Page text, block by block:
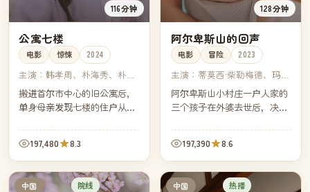
116分钟
公寓七楼
电影 惊悚 2024
主演：韩孝周、朴海秀、朴熙
顺、金宣虎
搬进首尔市中心的旧公寓后，
单身母亲发现七楼的住户从未
铃，把她带进了这栋楼三十年
来没人想再翻开的一段历史。
197,480 8.3
128分钟
阿尔卑斯山的回声
电影 冒险 2023
主演： 蒂莫西·柴勒梅德、玛格
丽特·库利、迈克尔·斯图巴、
阿米·哈默
阿尔卑斯山小村庄一户人家的
三个孩子在外婆去世后，决定
教堂的那条朝圣路——三十一
公里，三十一年没人完整走
过。
197,390 8.6
中国 院线 中国 热播